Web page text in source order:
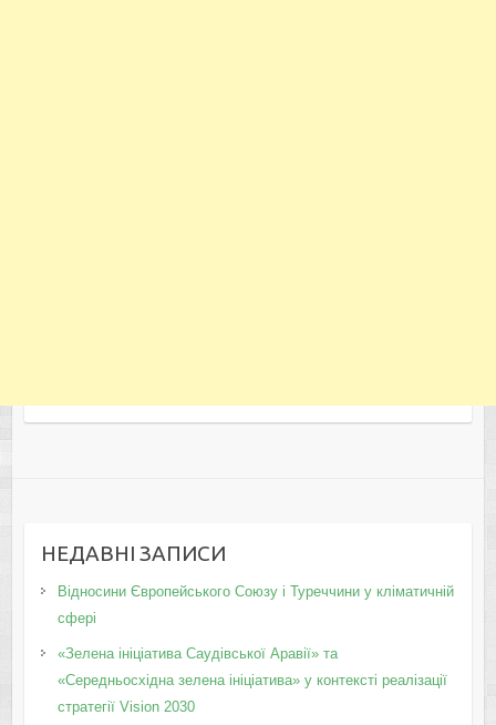
НЕДАВНІ ЗАПИСИ
Відносини Європейського Союзу і Туреччини у кліматичній
сфері
«Зелена ініціатива Саудівської Аравії» та
«Середньосхідна зелена ініціатива» у контексті реалізації
стратегії Vision 2030